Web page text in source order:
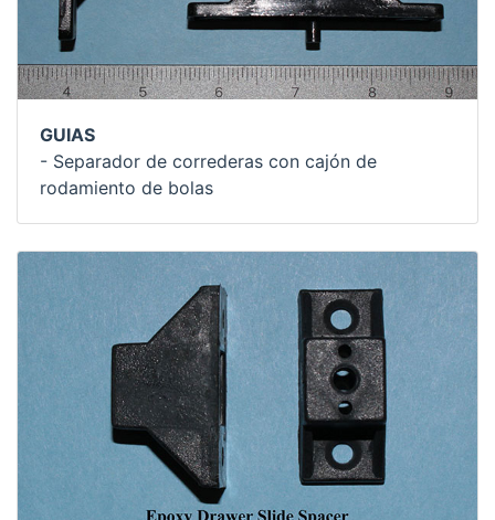
GUIAS
- Separador de correderas con cajón de
rodamiento de bolas